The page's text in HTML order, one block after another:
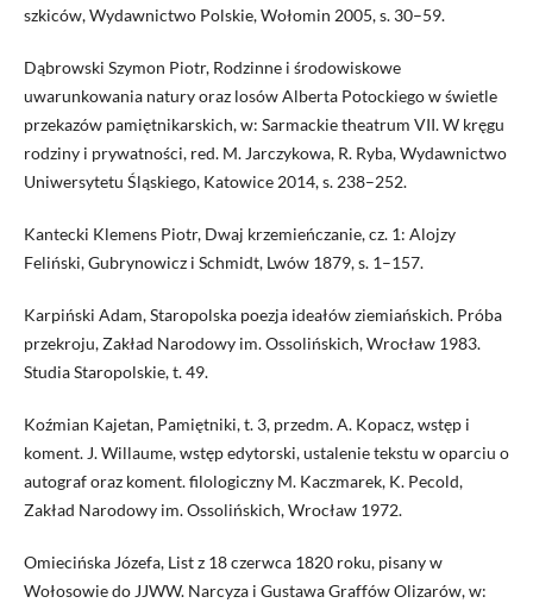
szkiców, Wydawnictwo Polskie, Wołomin 2005, s. 30–59.
Dąbrowski Szymon Piotr, Rodzinne i środowiskowe
uwarunkowania natury oraz losów Alberta Potockiego w świetle
przekazów pamiętnikarskich, w: Sarmackie theatrum VII. W kręgu
rodziny i prywatności, red. M. Jarczykowa, R. Ryba, Wydawnictwo
Uniwersytetu Śląskiego, Katowice 2014, s. 238–252.
Kantecki Klemens Piotr, Dwaj krzemieńczanie, cz. 1: Alojzy
Feliński, Gubrynowicz i Schmidt, Lwów 1879, s. 1–157.
Karpiński Adam, Staropolska poezja ideałów ziemiańskich. Próba
przekroju, Zakład Narodowy im. Ossolińskich, Wrocław 1983.
Studia Staropolskie, t. 49.
Koźmian Kajetan, Pamiętniki, t. 3, przedm. A. Kopacz, wstęp i
koment. J. Willaume, wstęp edytorski, ustalenie tekstu w oparciu o
autograf oraz koment. filologiczny M. Kaczmarek, K. Pecold,
Zakład Narodowy im. Ossolińskich, Wrocław 1972.
Omiecińska Józefa, List z 18 czerwca 1820 roku, pisany w
Wołosowie do JJWW. Narcyza i Gustawa Graffów Olizarów, w: